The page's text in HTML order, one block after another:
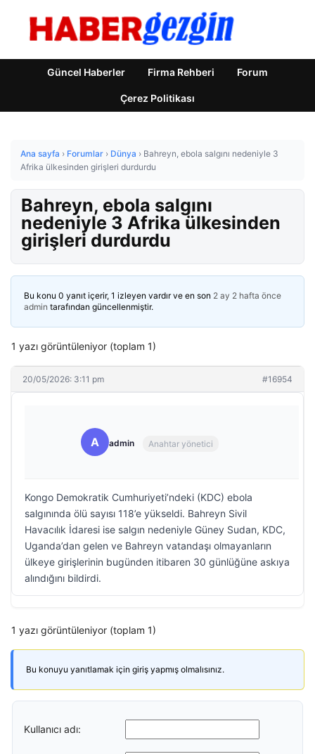
Güncel Haberler Firma Rehberi Forum
Çerez Politikası
Ana sayfa › Forumlar › Dünya › Bahreyn, ebola salgını nedeniyle 3
Afrika ülkesinden girişleri durdurdu
Bahreyn, ebola salgını
nedeniyle 3 Afrika ülkesinden
girişleri durdurdu
Bu konu 0 yanıt içerir, 1 izleyen vardır ve en son 2 ay 2 hafta önce
admin tarafından güncellenmiştir.
1 yazı görüntüleniyor (toplam 1)
20/05/2026: 3:11 pm #16954
A admin Anahtar yönetici
Kongo Demokratik Cumhuriyeti’ndeki (KDC) ebola
salgınında ölü sayısı 118’e yükseldi. Bahreyn Sivil
Havacılık İdaresi ise salgın nedeniyle Güney Sudan, KDC,
Uganda’dan gelen ve Bahreyn vatandaşı olmayanların
ülkeye girişlerinin bugünden itibaren 30 günlüğüne askıya
alındığını bildirdi.
1 yazı görüntüleniyor (toplam 1)
Bu konuyu yanıtlamak için giriş yapmış olmalısınız.
Kullanıcı adı: